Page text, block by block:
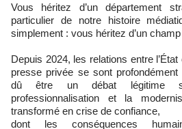
Vous héritez d’un département
particulier de notre histoire
simplement : vous héritez d’un
Depuis 2024, les relations entre
presse privée se sont
dû être un débat légitime
professionnalisation et la
transformé en crise de confiance,
dont les conséquences